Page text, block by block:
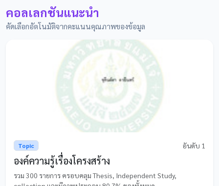
คอลเลกชันแนะนำ
คัดเลือกอัตโนมัติจากคะแนนคุณภาพของข้อมูล
Topic อันดับ 1
องค์ความรู้เรื่องโครงสร้าง
รวม 300 รายการ ครอบคลุม Thesis, Independent Study,